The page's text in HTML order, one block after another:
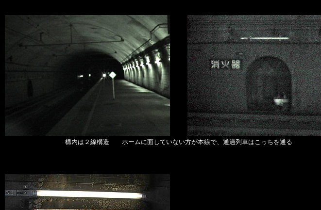
構内は２線構造 ホームに面していない方が本線で、通過列車はこっちを通る